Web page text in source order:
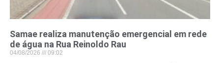
Samae realiza manutenção emergencial em rede
de água na Rua Reinoldo Rau
04/08/2026 09:02